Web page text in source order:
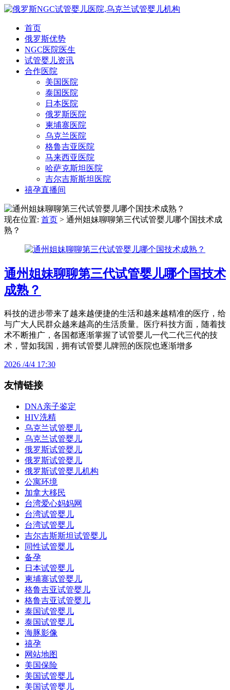
首页
俄罗斯优势
NGC医院医生
试管婴儿资讯
合作医院
美国医院
泰国医院
日本医院
俄罗斯医院
柬埔寨医院
乌克兰医院
格鲁吉亚医院
马来西亚医院
哈萨克斯坦医院
吉尔吉斯斯坦医院
禧孕直播间
现在位置: 首页 > 通州姐妹聊聊第三代试管婴儿哪个国技术成
熟？
通州姐妹聊聊第三代试管婴儿哪个国技术
成熟？
科技的进步带来了越来越便捷的生活和越来越精准的医疗，给
与广大人民群众越来越高的生活质量。医疗科技方面，随着技
术不断推广，各国都逐渐掌握了试管婴儿一代二代三代的技
术，譬如我国，拥有试管婴儿牌照的医院也逐渐增多
2026 /4/4 17:30
友情链接
DNA亲子鉴定
HIV洗精
乌克兰试管婴儿
乌克兰试管婴儿
俄罗斯试管婴儿
俄罗斯试管婴儿
俄罗斯试管婴儿机构
公寓环境
加拿大移民
台湾爱心妈妈网
台湾试管婴儿
台湾试管婴儿
吉尔吉斯斯坦试管婴儿
同性试管婴儿
备孕
日本试管婴儿
柬埔寨试管婴儿
格鲁吉亚试管婴儿
格鲁吉亚试管婴儿
泰国试管婴儿
泰国试管婴儿
海豚影像
禧孕
网站地图
美国保险
美国试管婴儿
美国试管婴儿